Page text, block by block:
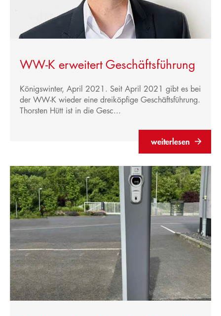
WW-K erweitert Geschäftsführung
Königswinter, April 2021. Seit April 2021 gibt es bei
der WW-K wieder eine dreiköpfige Geschäftsführung.
Thorsten Hütt ist in die Gesc...
weiterlesen